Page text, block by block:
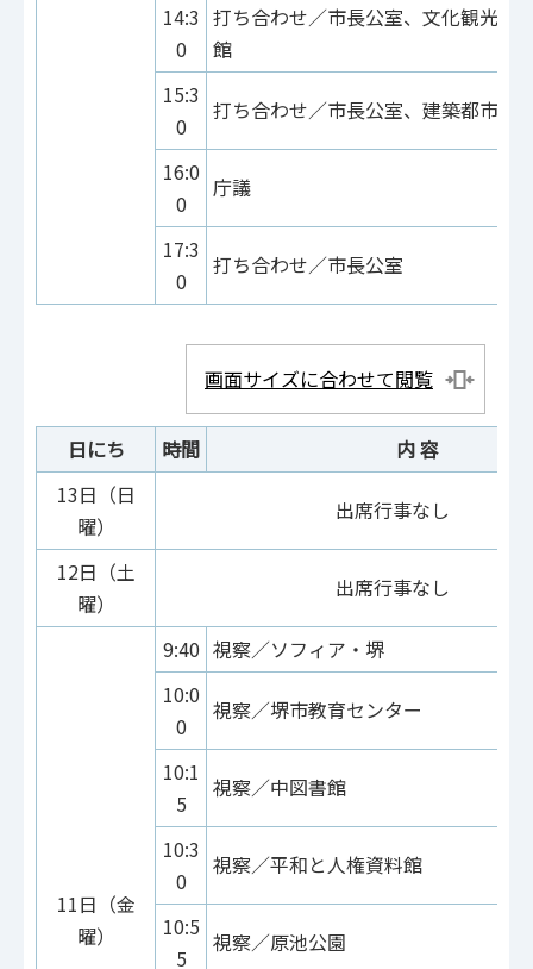
14:3
0
打ち合わせ／市長公室、文化観光局
館
15:3
0
打ち合わせ／市長公室、建築都市局
16:0
0
庁議
17:3
0
打ち合わせ／市長公室
画面サイズに合わせて閲覧
日にち 時間
内 容
13日（日
曜）
出席行事なし
12日（土
曜）
出席行事なし
11日（金
曜）
9:40 視察／ソフィア・堺
10:0
0
視察／堺市教育センター
10:1
5
視察／中図書館
10:3
0
視察／平和と人権資料館
10:5
5
視察／原池公園